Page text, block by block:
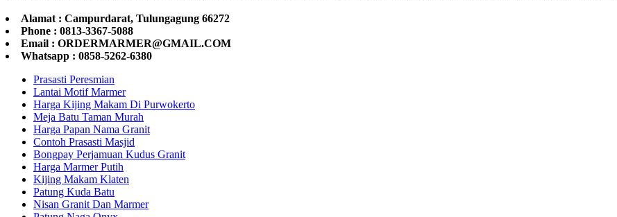
Alamat : Campurdarat, Tulungagung 66272
Phone : 0813-3367-5088
Email : ORDERMARMER@GMAIL.COM
Whatsapp : 0858-5262-6380
Prasasti Peresmian
Lantai Motif Marmer
Harga Kijing Makam Di Purwokerto
Meja Batu Taman Murah
Harga Papan Nama Granit
Contoh Prasasti Masjid
Bongpay Perjamuan Kudus Granit
Harga Marmer Putih
Kijing Makam Klaten
Patung Kuda Batu
Nisan Granit Dan Marmer